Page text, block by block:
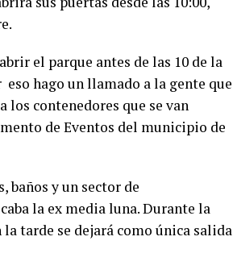
el parque antes de las 10 de la
eso hago un llamado a la gente que
los contenedores que se van
de Eventos del municipio de
baños y un sector de
la ex media luna. Durante la
tarde se dejará como única salida